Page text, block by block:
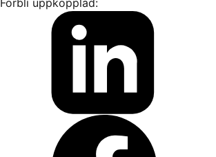
Förbli uppkopplad: